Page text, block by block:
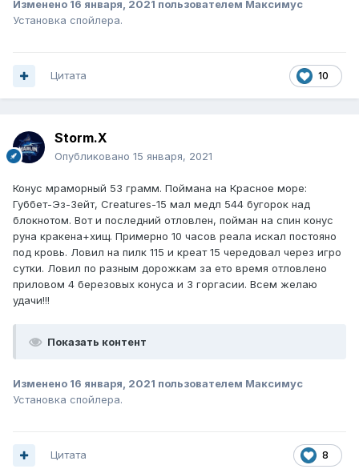
Изменено 16 января, 2021 пользователем Максимус
Установка спойлера.
10
Цитата
Storm.X
Опубликовано 15 января, 2021
Конус мраморный 53 грамм. Поймана на Красное море:
Губбет-Эз-Зейт, Creatures-15 мал медл 544 бугорок над
блокнотом. Вот и последний отловлен, пойман на спин конус
руна кракена+хищ. Примерно 10 часов реала искал постояно
под кровь. Ловил на пилк 115 и креат 15 чередовал через игро
сутки. Ловил по разным дорожкам за ето время отловлено
приловом 4 березовых конуса и 3 горгасии. Всем желаю
удачи!!!
Показать контент
Изменено 16 января, 2021 пользователем Максимус
Установка спойлера.
8
Цитата